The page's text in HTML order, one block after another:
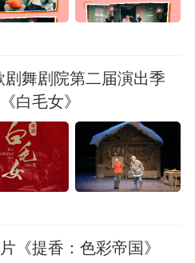
舞剧院第二届演出季
白毛女》
《提香：色彩帝国》